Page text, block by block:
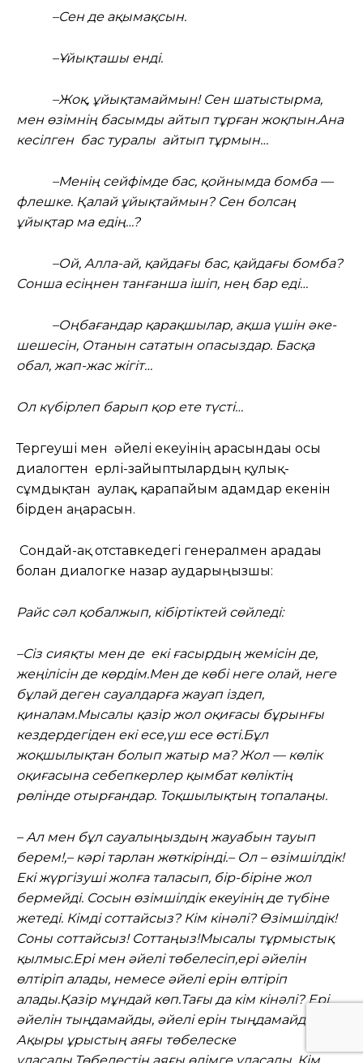
–Сен де ақымақсын.
–Ұйықташы енді.
–Жоқ, ұйықтамаймын! Сен шатыстырма,
мен өзімнің басымды айтып тұрған жоқпын.Ана
кесілген бас туралы айтып тұрмын…
–Менің сейфімде бас, қойнымда бомба —
флешке. Қалай ұйықтаймын? Сен болсаң
ұйықтар ма едің…?
–Ой, Алла-ай, қайдағы бас, қайдағы бомба?
Сонша есіңнен танғанша ішіп, нең бар еді…
–Оңбағандар қарақшылар, ақша үшін әке-
шешесін, Отанын сататын опасыздар. Басқа
обал, жап-жас жігіт…
Ол күбірлеп барып қор ете түсті…
Тергеуші мен әйелі екеуінің арасындағы осы
диалогтен ерлі-зайыптылардың қулық-
сұмдықтан аулақ, қарапайым адамдар екенін
бірден аңғарасын.
Сондай-ақ отставкедегі генералмен арадағы
болған диалогке назар аударыңызшы:
Райс сәл қобалжып, кібіртіктей сөйледі:
–Сіз сияқты мен де екі ғасырдың жемісін де,
жеңілісін де көрдім.Мен де көбі неге олай, неге
бұлай деген сауалдарға жауап іздеп,
қиналам.Мысалы қазір жол оқиғасы бұрынғы
кездердегіден екі есе,үш есе өсті.Бұл
жоқшылықтан болып жатыр ма? Жол — көлік
оқиғасына себепкерлер қымбат көліктің
рөлінде отырғандар. Тоқшылықтың топалаңы.
– Ал мен бұл сауалыңыздың жауабын тауып
берем!,– кәрі тарлан жөткірінді.– Ол – өзімшілдік!
Екі жүргізуші жолға таласып, бір-біріне жол
бермейді. Сосын өзімшілдік екеуінің де түбіне
жетеді. Кімді соттайсыз? Кім кінәлі? Өзімшілдік!
Соны соттайсыз! Соттаңыз!Мысалы тұрмыстық
қылмыс.Ері мен әйелі төбелесіп,ері әйелін
өлтіріп алады, немесе әйелі ерін өлтіріп
алады.Қазір мұндай көп.Тағы да кім кінәлі? Ері
әйелін тыңдамайды, әйелі ерін тыңдамайды.
Ақыры ұрыстың аяғы төбелеске
ұласады.Төбелестің аяғы өлімге ұласады. Кім